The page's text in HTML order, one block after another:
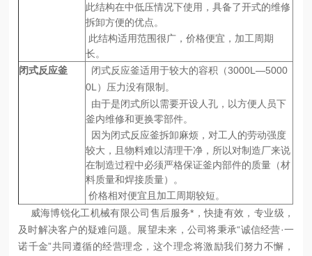
此结构在中低压情况下使用，具备了开式的维修
拆卸方便的优点。
此结构适用范围很广，价格便宜，加工周期
长。
闭式反应釜
闭式反应釜适用于较大的容积（3000L—5000
0L ）压力没有限制。
由于是闭式所以需要开设人孔，以方便人员下
釜内维修和更换零部件。
因为闭式反应釜拆卸麻烦，对工人的劳动强度
较大，且物料难以清理干净，所以对制造厂来说
在制造过程中必须严格保证釜内部件的质量（材
料质量和焊接质量）。
价格相对便宜且加工周期较短。
威海博锐化工机械有限公司 售后服务*，快捷有效，专业级，
及时解决客户的疑难问题。展望未来，公司将秉承“诚信经营·一
诺千金”共同遵循的经营理念，这个理念将激励我们努力不懈，